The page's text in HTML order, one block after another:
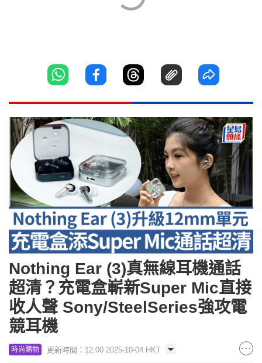
Nothing Ear (3)真無線耳機通話
超清？充電盒嶄新Super Mic直接
收人聲 Sony/SteelSeries強攻電
競耳機
時尚購物 更新時間：12:00 2025-10-04 HKT